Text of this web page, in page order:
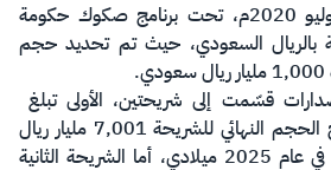
إصدارها المحلي لشهر يوليو 2020م، تحت برنامج صكوك حكومة
بالريال السعودي، حيث تم تحديد حجم
قسّمت إلى شريحتين، الأولى تبلغ
452.2مليون ريال ليصبح الحجم النهائي للشريحة 7,001 مليار ريال
سعودي لصكوك تُستحق في عام 2025 ميلادي، أما الشريحة الثانية